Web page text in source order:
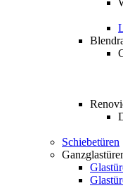
Schiebetüren